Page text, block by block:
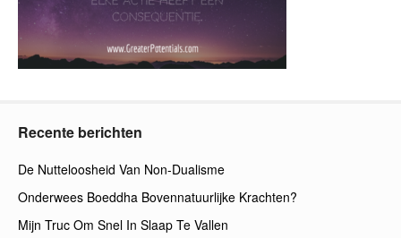
Recente berichten
De Nutteloosheid Van Non-Dualisme
Onderwees Boeddha Bovennatuurlijke Krachten?
Mijn Truc Om Snel In Slaap Te Vallen